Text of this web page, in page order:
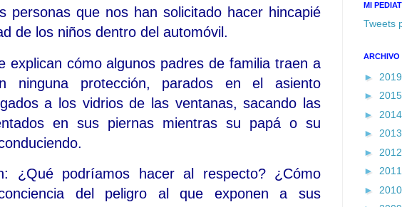
personas que nos han solicitado hacer hincapié
de los niños dentro del automóvil.
explican cómo algunos padres de familia traen a
ninguna protección, parados en el asiento
a los vidrios de las ventanas, sacando las
en sus piernas mientras su papá o su
¿Qué podríamos hacer al respecto? ¿Cómo
del peligro al que exponen a sus
MI
Tweets
► 2019
► 2015
► 2014
► 2013
► 2012
► 2011
► 2010